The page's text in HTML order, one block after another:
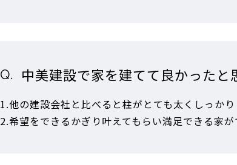
中美建設で家を建てて良かったと
1.他の建設会社と比べると柱がとても太くしっかり
2.希望をできるかぎり叶えてもらい満足できる家が